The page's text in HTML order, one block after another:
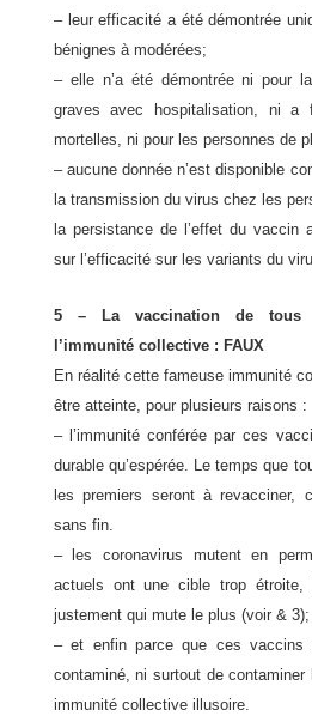
– leur efficacité a été démontrée
bénignes à modérées;
– elle n’a été démontrée ni pour
graves avec hospitalisation, ni a
mortelles, ni pour les personnes de
– aucune donnée n’est disponible
la transmission du virus chez les
la persistance de l’effet du vaccin
sur l’efficacité sur les variants du
5 – La vaccination de tous
l’immunité collective : FAUX
En réalité cette fameuse immunité
être atteinte, pour plusieurs raisons :
– l’immunité conférée par ces
durable qu’espérée. Le temps que
les premiers seront à revacciner,
sans fin.
– les coronavirus mutent en
actuels ont une cible trop étroite,
justement qui mute le plus (voir & 3);
– et enfin parce que ces vaccins
contaminé, ni surtout de
immunité collective illusoire.